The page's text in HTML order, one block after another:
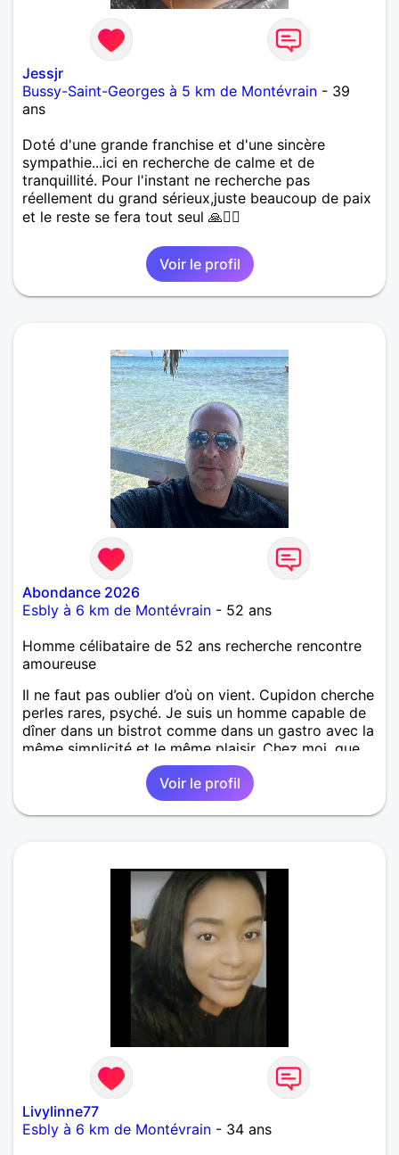
Jessjr
Bussy-Saint-Georges à 5 km de Montévrain - 39
ans
Doté d'une grande franchise et d'une sincère
sympathie...ici en recherche de calme et de
tranquillité. Pour l'instant ne recherche pas
réellement du grand sérieux,juste beaucoup de paix
et le reste se fera tout seul 🙏🙂‍↕️
Voir le profil
Abondance 2026
Esbly à 6 km de Montévrain - 52 ans
Homme célibataire de 52 ans recherche rencontre
amoureuse
Il ne faut pas oublier d’où on vient. Cupidon cherche
perles rares, psyché. Je suis un homme capable de
dîner dans un bistrot comme dans un gastro avec la
même simplicité et le même plaisir. Chez moi, que
du bonus pas du malus, car chaque jour qui passe
est un jour de moins, alors autant le vivre
pleinement et sincèrement. J’aime la vie en
mouvement : le ski, l’équitation, le jet-ski, la
aussi les moments calmes, un dîner à deux, une
conversation profonde, un silence partagé
Voir le profil
Livylinne77
Esbly à 6 km de Montévrain - 34 ans